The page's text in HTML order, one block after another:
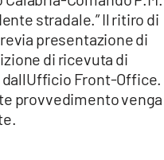
stradale.” Il ritiro di
presentazione di
di ricevuta di
Front-Office.
provvedimento venga